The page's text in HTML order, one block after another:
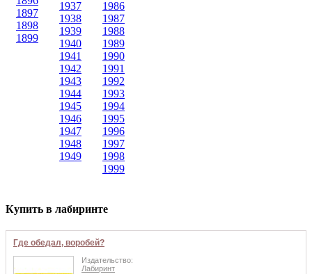
1897
1898
1899
1937
1938
1939
1940
1941
1942
1943
1944
1945
1946
1947
1948
1949
1986
1987
1988
1989
1990
1991
1992
1993
1994
1995
1996
1997
1998
1999
Купить в лабиринте
Где обедал, воробей?
Издательство:
Лабиринт